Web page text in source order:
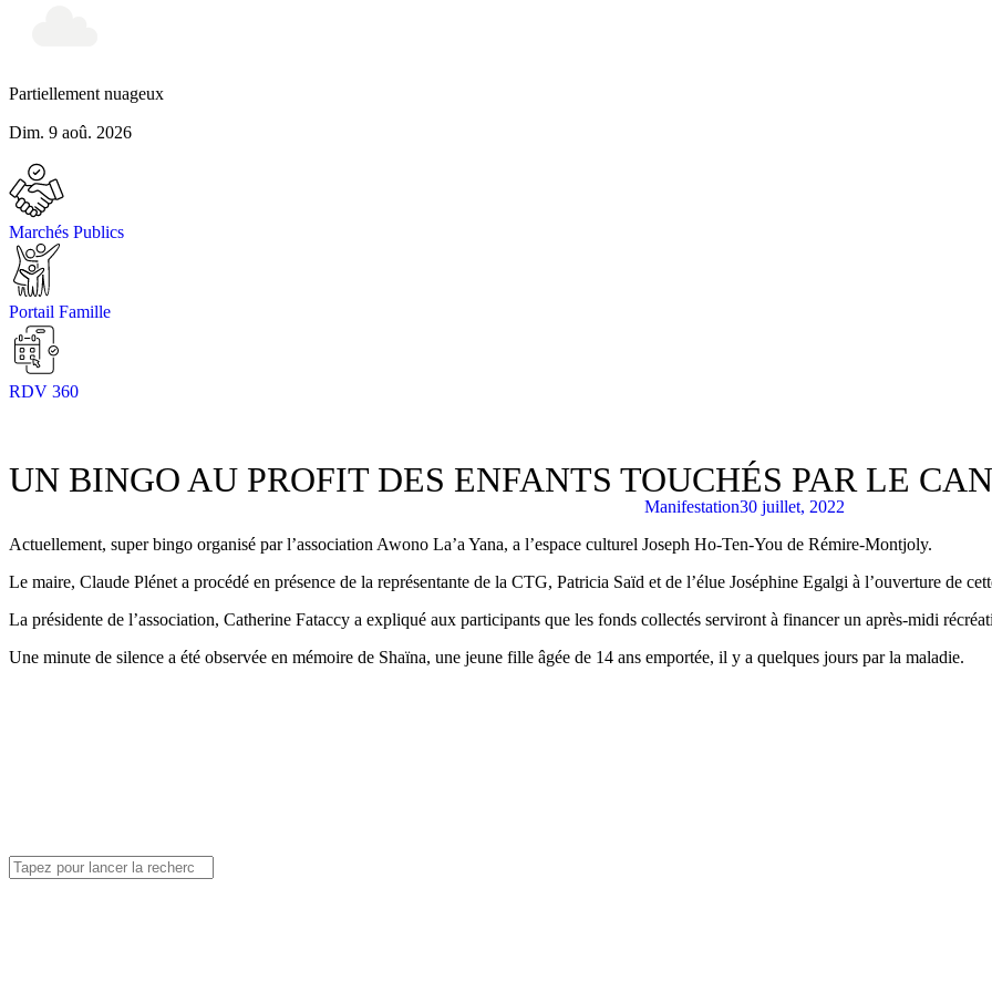
Partiellement nuageux
Dim. 9 aoû. 2026
Marchés Publics
Portail Famille
RDV 360
UN BINGO AU PROFIT DES ENFANTS TOUCHÉS PAR LE
Manifestation30 juillet, 2022
Actuellement, super bingo organisé par l’association Awono La’a Yana, a l’espace culturel Joseph Ho-Ten-You de Rémire-Montjoly.
Le maire, Claude Plénet a procédé en présence de la représentante de la CTG, Patricia Saïd et de l’élue Joséphine Egalgi à l’ouverture de
La présidente de l’association, Catherine Fataccy a expliqué aux participants que les fonds collectés serviront à financer un après-midi
Une minute de silence a été observée en mémoire de Shaïna, une jeune fille âgée de 14 ans emportée, il y a quelques jours par la maladie.